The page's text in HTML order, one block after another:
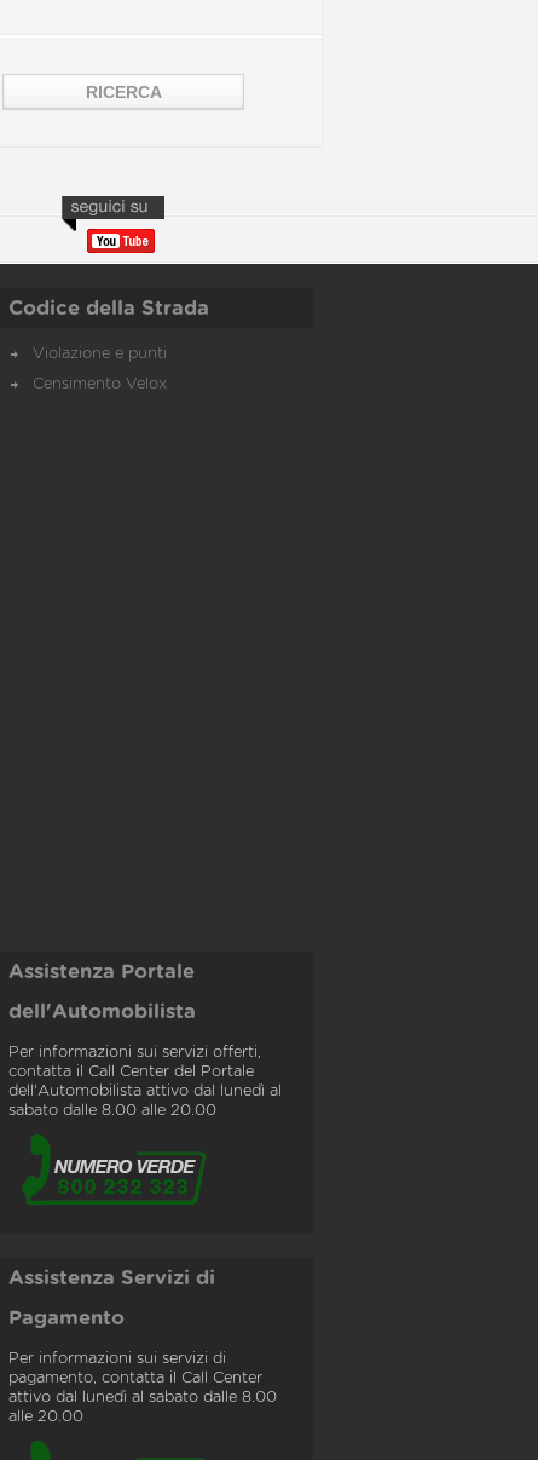
Codice della Strada
Violazione e punti
Censimento Velox
Assistenza Portale
dell'Automobilista
Per informazioni sui servizi offerti,
contatta il Call Center del Portale
dell'Automobilista attivo dal lunedì al
sabato dalle 8.00 alle 20.00
Assistenza Servizi di
Pagamento
Per informazioni sui servizi di
pagamento, contatta il Call Center
attivo dal lunedì al sabato dalle 8.00
alle 20.00